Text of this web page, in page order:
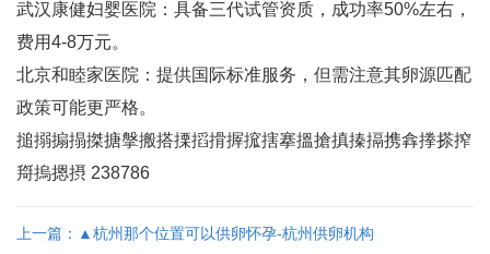
武汉康健妇婴医院‌：具备三代试管资质，成功率50%左右，
费用4-8万元‌。
北京和睦家医院‌：提供国际标准服务，但需注意其卵源匹配
政策可能更严格‌。
搥搦搧搨搩搪搫搬搭搮搯搰搱搲搳搴搵搶搷搸搹携搻搼搽搾
搿摀摁摂 238786
上一篇：▲杭州那个位置可以供卵怀孕-杭州供卵机构